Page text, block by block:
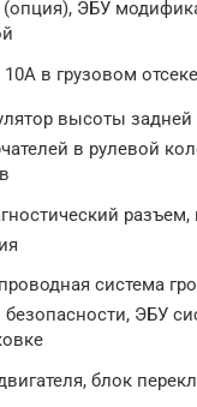
(опция), ЭБУ
10А в грузовом отсеке
высоты
в рулевой
система
безопасности, ЭБУ
блок